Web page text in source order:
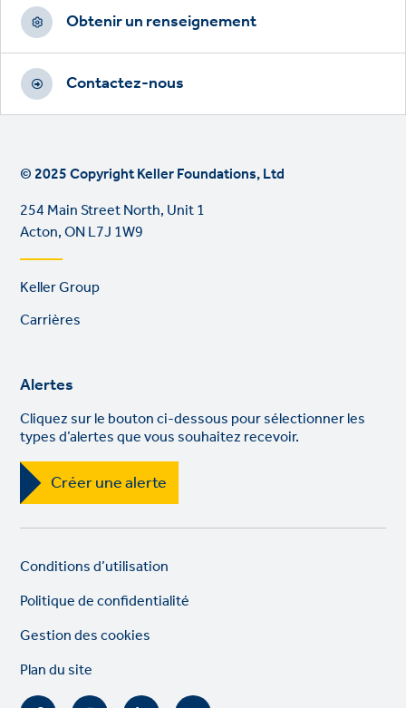
Obtenir un renseignement
Contactez-nous
© 2025 Copyright Keller Foundations, Ltd
254 Main Street North, Unit 1
Acton, ON L7J 1W9
Footer
links
Keller Group
Carrières
Alertes
Cliquez sur le bouton ci-dessous pour sélectionner les
types d’alertes que vous souhaitez recevoir.
Créer une alerte
Legal
Conditions d’utilisation
Politique de confidentialité
Gestion des cookies
Plan du site